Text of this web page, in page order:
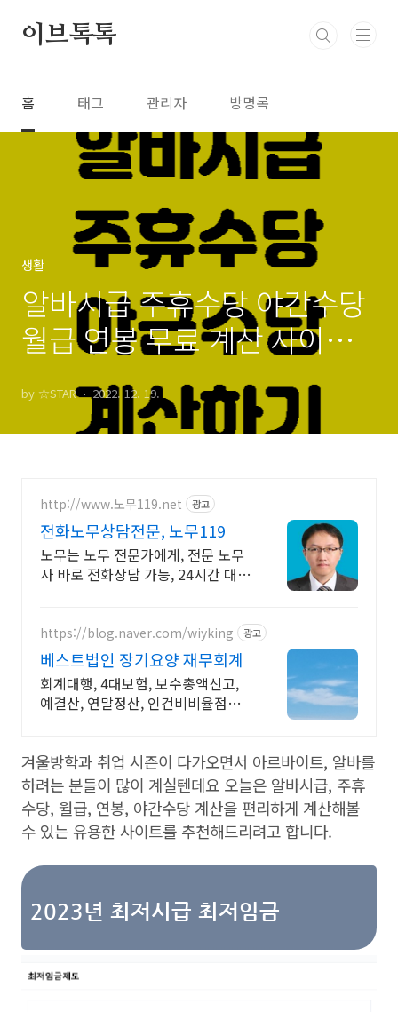
이브톡톡
홈 태그 관리자 방명록
생활
알바시급 주휴수당 야간수당
월급 연봉 무료 계산 사이트
by ☆STAR 2022. 12. 19.
http://www.노무119.net 광고
전화노무상담전문, 노무119
노무는 노무 전문가에게, 전문 노무
사 바로 전화상담 가능, 24시간 대기
https://blog.naver.com/wiyking 광고
베스트법인 장기요양 재무회계
회계대행, 4대보험, 보수총액신고,
예결산, 연말정산, 인건비비율점검,
겨울방학과 취업 시즌이 다가오면서 아르바이트, 알바를
하려는 분들이 많이 계실텐데요 오늘은 알바시급, 주휴
수당, 월급, 연봉, 야간수당 계산을 편리하게 계산해볼
수 있는 유용한 사이트를 추천해드리려고 합니다.
2023년 최저시급 최저임금